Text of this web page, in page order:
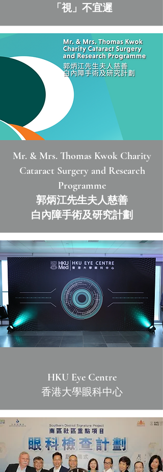
「視」不宜遲
Mr. & Mrs. Thomas Kwok Charity
Cataract Surgery and Research
Programme
郭炳江先生夫人慈善
白內障手術及研究計劃
HKU Eye Centre
香港大學眼科中心